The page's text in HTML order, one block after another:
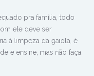
pra família, todo
ele deve ser
à limpeza da gaiola, é
e ensine, mas não faça